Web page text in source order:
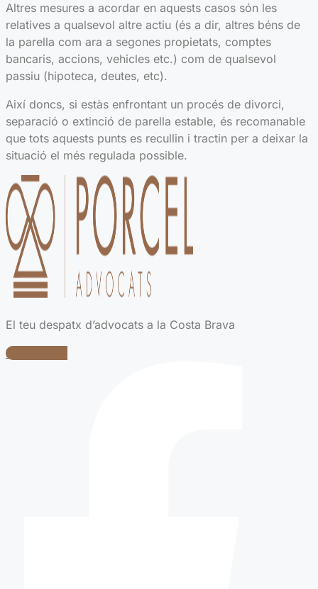
Altres mesures a acordar en aquests casos són les
relatives a qualsevol altre actiu (és a dir, altres béns de
la parella com ara a segones propietats, comptes
bancaris, accions, vehicles etc.) com de qualsevol
passiu (hipoteca, deutes, etc).
Així doncs, si estàs enfrontant un procés de divorci,
separació o extinció de parella estable, és recomanable
que tots aquests punts es recullin i tractin per a deixar la
situació el més regulada possible.
El teu despatx d’advocats a la Costa Brava
Facebook-f